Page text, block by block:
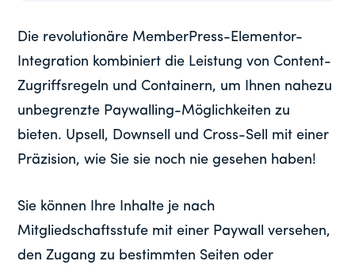
Die revolutionäre MemberPress-Elementor-
Integration kombiniert die Leistung von Content-
Zugriffsregeln und Containern, um Ihnen nahezu
unbegrenzte Paywalling-Möglichkeiten zu
bieten. Upsell, Downsell und Cross-Sell mit einer
Präzision, wie Sie sie noch nie gesehen haben!
Sie können Ihre Inhalte je nach
Mitgliedschaftsstufe mit einer Paywall versehen,
den Zugang zu bestimmten Seiten oder